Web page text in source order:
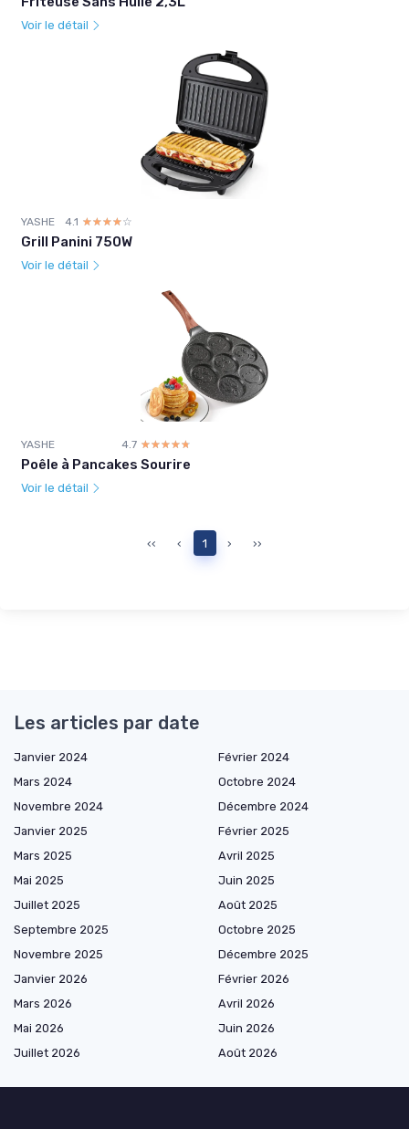
Voir le détail
YASHE 4.1 ☆☆☆☆☆
★★★★★
Grill Panini 750W
Voir le détail
YASHE 4.7 ☆☆☆☆☆
★★★★★
Poêle à Pancakes Sourire
Voir le détail
‹‹ ‹ 1 › ››
Les articles par date
Janvier 2024
Février 2024
Mars 2024
Octobre 2024
Novembre 2024
Décembre 2024
Janvier 2025
Février 2025
Mars 2025
Avril 2025
Mai 2025
Juin 2025
Juillet 2025
Août 2025
Septembre 2025
Octobre 2025
Novembre 2025
Décembre 2025
Janvier 2026
Février 2026
Mars 2026
Avril 2026
Mai 2026
Juin 2026
Juillet 2026
Août 2026